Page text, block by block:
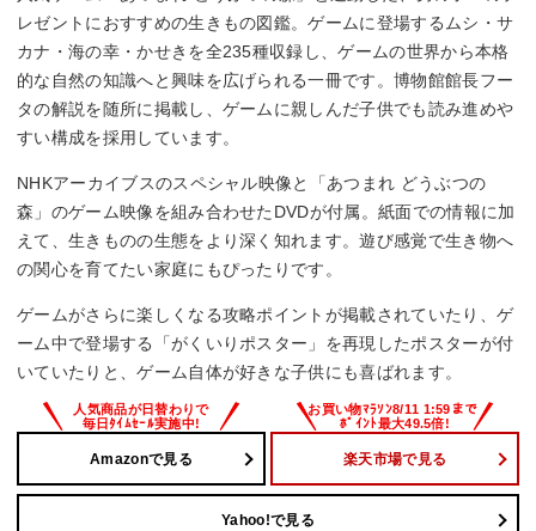
レゼントにおすすめの生きもの図鑑。ゲームに登場するムシ・サ
カナ・海の幸・かせきを全235種収録し、ゲームの世界から本格
的な自然の知識へと興味を広げられる一冊です。博物館館長フー
タの解説を随所に掲載し、ゲームに親しんだ子供でも読み進めや
すい構成を採用しています。
NHKアーカイブスのスペシャル映像と「あつまれ どうぶつの
森」のゲーム映像を組み合わせたDVDが付属。紙面での情報に加
えて、生きものの生態をより深く知れます。遊び感覚で生き物へ
の関心を育てたい家庭にもぴったりです。
ゲームがさらに楽しくなる攻略ポイントが掲載されていたり、ゲ
ーム中で登場する「がくいりポスター」を再現したポスターが付
いていたりと、ゲーム自体が好きな子供にも喜ばれます。
Amazonで見る 楽天市場で見る
Yahoo!で見る